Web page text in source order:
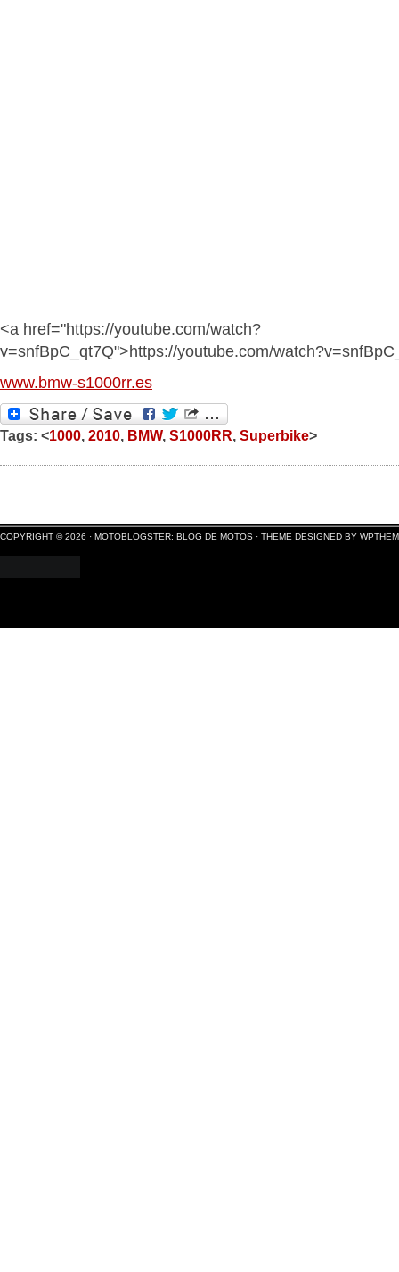
<a href="https://youtube.com/watch?
v=snfBpC_qt7Q">https://youtube.com/
www.bmw-s1000rr.es
Tags: <1000, 2010, BMW, S1000RR, Superbike>
COPYRIGHT © 2026 · MOTOBLOGSTER: BLOG DE MOTOS · THEME DESIGNED BY